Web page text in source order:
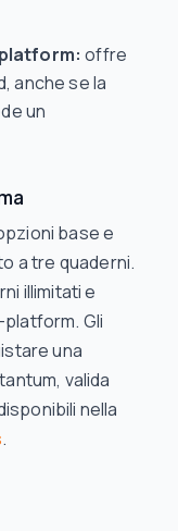
offre
anche se la
un
base e
a tre quaderni.
illimitati e
Gli
una
valida
nella
.